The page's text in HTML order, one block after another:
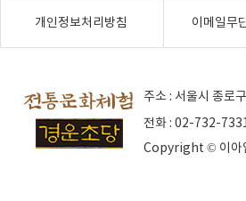
개인정보처리방침 이메일무
주소 : 서울시 종로
전화 : 02-732-
Copyright © 이아